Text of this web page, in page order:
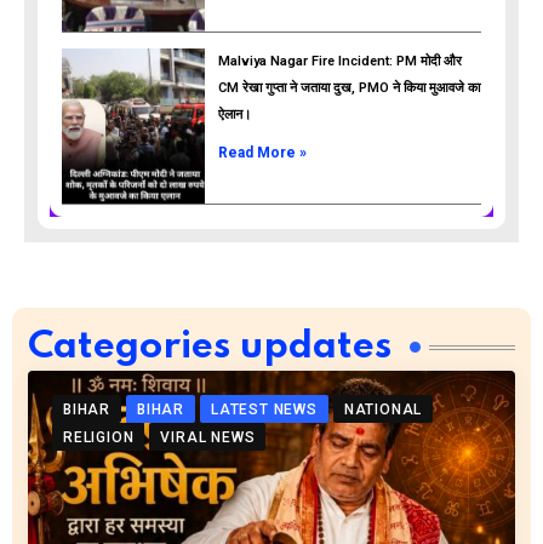
Malviya Nagar Fire Incident: PM मोदी और
CM रेखा गुप्ता ने जताया दुख, PMO ने किया मुआवजे का
ऐलान।
Read More »
Categories updates
BIHAR BIHAR LATEST NEWS
NATIONAL
RELIGION
VIRAL NEWS